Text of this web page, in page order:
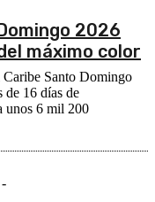
2026
máximo color
Santo Domingo
de 16 días de
unos 6 mil 200